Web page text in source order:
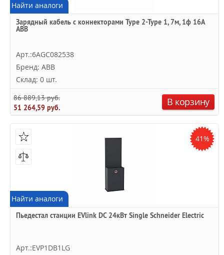
Найти аналоги
Зарядный кабель с коннекторами Type 2-Type 1, 7м, 1ф 16A
ABB
Арт.:6AGC082538
Бренд: ABB
Склад: 0 шт.
86 889,13 руб.
51 264,59 руб.
В корзину
41%
Найти аналоги
Пьедестал станции EVlink DC 24кВт Single Schneider Electric
Арт.:EVP1DB1LG